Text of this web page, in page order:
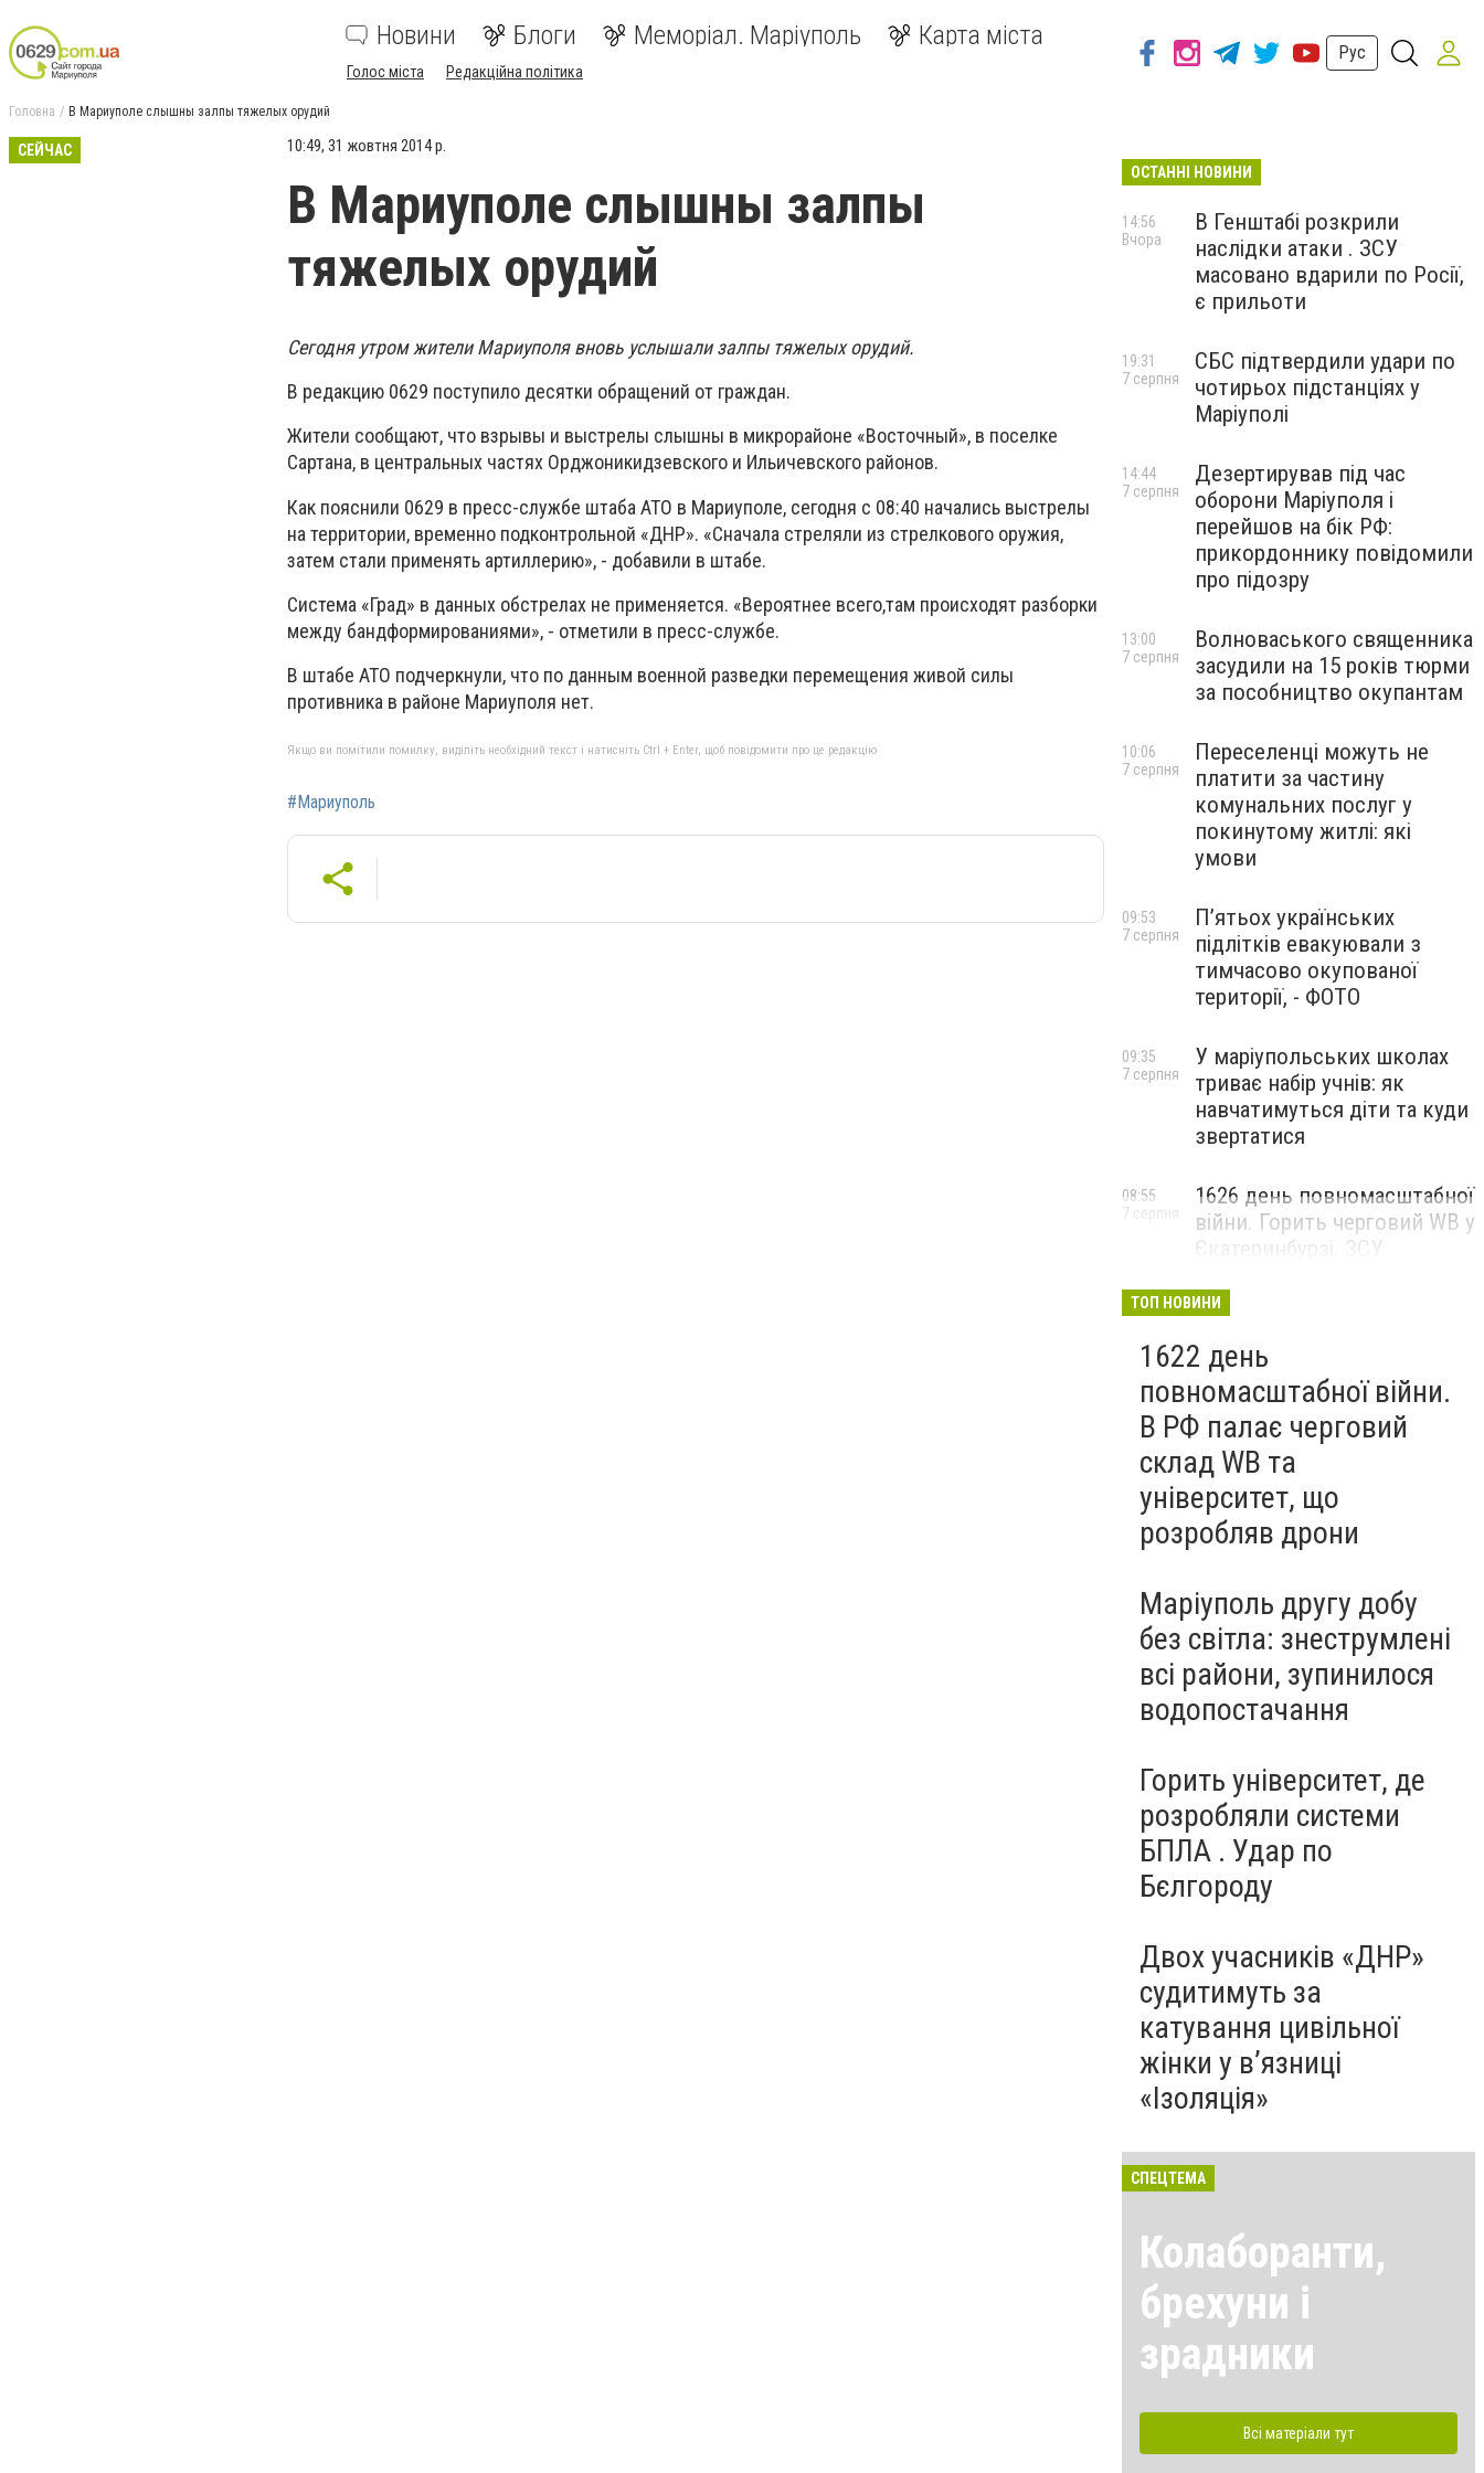
Новини Блоги Меморіал. Маріуполь Карта міста
Голос міста Редакційна політика
Рус
Головна В Мариуполе слышны залпы тяжелых орудий
СЕЙЧАС 10:49, 31 жовтня 2014 р.
В Мариуполе слышны залпы
тяжелых орудий
Сегодня утром жители Мариуполя вновь услышали залпы тяжелых орудий.
В редакцию 0629 поступило десятки обращений от граждан.
Жители сообщают, что взрывы и выстрелы слышны в микрорайоне «Восточный», в поселке
Сартана, в центральных частях Орджоникидзевского и Ильичевского районов.
Как пояснили 0629 в пресс-службе штаба АТО в Мариуполе, сегодня с 08:40 начались выстрелы
на территории, временно подконтрольной «ДНР». «Сначала стреляли из стрелкового оружия,
затем стали применять артиллерию», - добавили в штабе.
Система «Град» в данных обстрелах не применяется. «Вероятнее всего,там происходят разборки
между бандформированиями», - отметили в пресс-службе.
В штабе АТО подчеркнули, что по данным военной разведки перемещения живой силы
противника в районе Мариуполя нет.
Якщо ви помітили помилку, виділіть необхідний текст і натисніть Ctrl + Enter, щоб повідомити про це редакцію
#Мариуполь
ОСТАННІ НОВИНИ
В Генштабі розкрили
наслідки атаки . ЗСУ
масовано вдарили по Росії,
є прильоти
14:56
Вчора
СБС підтвердили удари по
чотирьох підстанціях у
Маріуполі
19:31
7 серпня
Дезертирував під час
оборони Маріуполя і
перейшов на бік РФ:
прикордоннику повідомили
про підозру
14:44
7 серпня
Волноваського священника
засудили на 15 років тюрми
за пособництво окупантам
13:00
7 серпня
Переселенці можуть не
платити за частину
комунальних послуг у
покинутому житлі: які
умови
10:06
7 серпня
П’ятьох українських
підлітків евакуювали з
тимчасово окупованої
території, - ФОТО
09:53
7 серпня
У маріупольських школах
триває набір учнів: як
навчатимуться діти та куди
звертатися
09:35
7 серпня
1626 день повномасштабної
війни. Горить черговий WB у
Єкатеринбурзі. ЗСУ
Маріуполі
08:55
7 серпня
ТОП НОВИНИ
1622 день
повномасштабної війни.
В РФ палає черговий
склад WB та
університет, що
розробляв дрони
Маріуполь другу добу
без світла: знеструмлені
всі райони, зупинилося
водопостачання
Горить університет, де
розробляли системи
БПЛА . Удар по
Бєлгороду
Двох учасників «ДНР»
судитимуть за
катування цивільної
жінки у в’язниці
«Ізоляція»
СПЕЦТЕМА
Колаборанти,
брехуни і
зрадники
Всі матеріали тут